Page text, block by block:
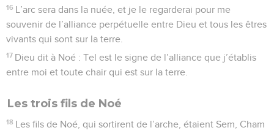
16 L’arc sera dans la nuée, et je le regarderai pour me
souvenir de l’alliance perpétuelle entre Dieu et tous les êtres
vivants qui sont sur la terre.
17 Dieu dit à Noé : Tel est le signe de l’alliance que j’établis
entre moi et toute chair qui est sur la terre.
Les trois fils de Noé
18 Les fils de Noé, qui sortirent de l’arche, étaient Sem, Cham